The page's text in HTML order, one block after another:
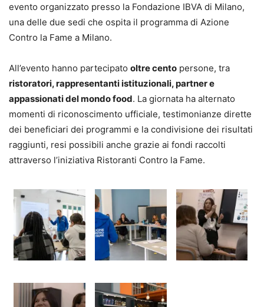
evento organizzato presso la Fondazione IBVA di Milano,
una delle due sedi che ospita il programma di Azione
Contro la Fame a Milano.
All’evento hanno partecipato oltre cento persone, tra
ristoratori, rappresentanti istituzionali, partner e
appassionati del mondo food. La giornata ha alternato
momenti di riconoscimento ufficiale, testimonianze dirette
dei beneficiari dei programmi e la condivisione dei risultati
raggiunti, resi possibili anche grazie ai fondi raccolti
attraverso l’iniziativa Ristoranti Contro la Fame.